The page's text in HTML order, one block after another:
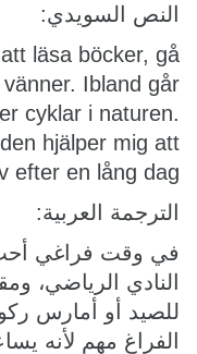
النص السويدي:
läsa böcker, gå
Ibland går
cyklar i naturen.
hjälper mig att
efter en lång dag.
الترجمة العربية:
في وقت فراغي أحب
النادي الرياضي،
للصيد أو أمارس
الفراغ مهم لأنه